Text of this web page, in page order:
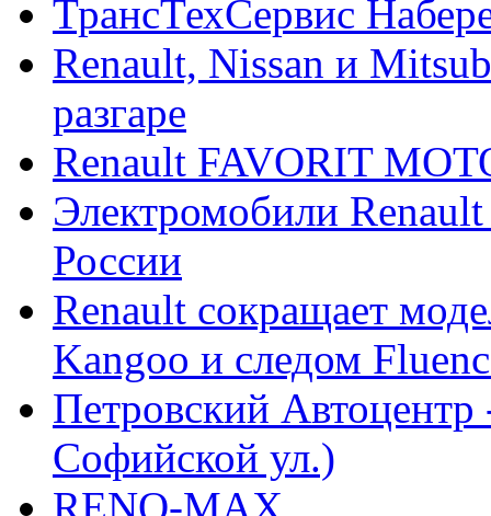
ТрансТехСервис
Renault, Nissan и
разгаре
Renault FAVORIT
Электромобили
России
Renault сокращает
Kangoo и следом
Петровский
Софийской ул.)